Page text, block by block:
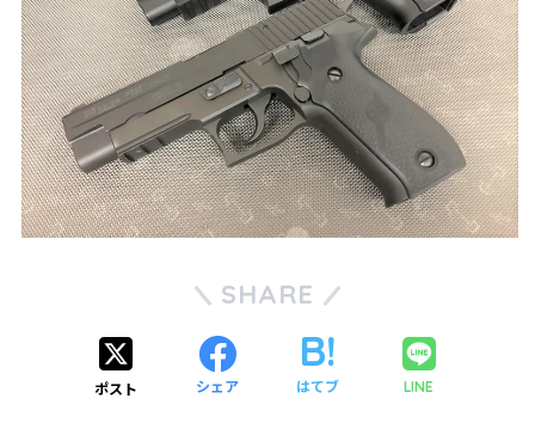
SHARE
ポスト シェア はてブ LINE